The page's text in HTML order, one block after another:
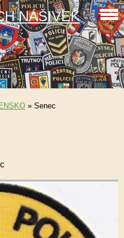
NÁŠIVEK
» Senec